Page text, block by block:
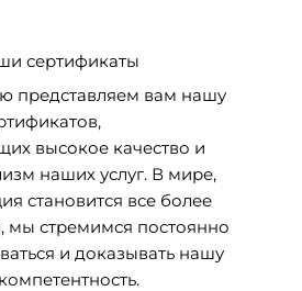
сертификаты
представляем вам нашу
высокое качество и
наших услуг. В мире,
становится все более
мы стремимся постоянно
и доказывать нашу